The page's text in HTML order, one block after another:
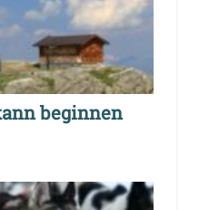
beginnen